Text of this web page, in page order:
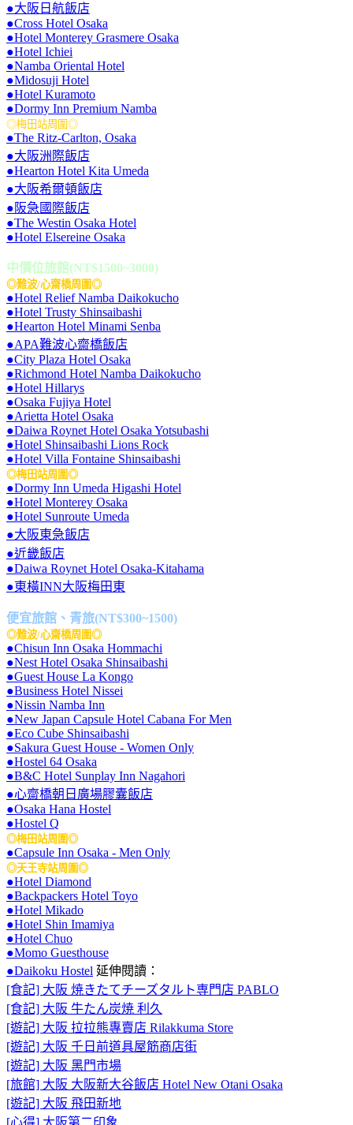
●大阪日航飯店
●Cross Hotel Osaka
●Hotel Monterey Grasmere Osaka
●Hotel Ichiei
●Namba Oriental Hotel
●Midosuji Hotel
●Hotel Kuramoto
●Dormy Inn Premium Namba
◎梅田站周圍◎
●The Ritz-Carlton, Osaka
●大阪洲際飯店
●Hearton Hotel Kita Umeda
●大阪希爾頓飯店
●阪急國際飯店
●The Westin Osaka Hotel
●Hotel Elsereine Osaka
中價位旅館(NT$1500~3000)
◎難波/心齋橋周圍◎
●Hotel Relief Namba Daikokucho
●Hotel Trusty Shinsaibashi
●Hearton Hotel Minami Senba
●APA難波心齋橋飯店
●City Plaza Hotel Osaka
●Richmond Hotel Namba Daikokucho
●Hotel Hillarys
●Osaka Fujiya Hotel
●Arietta Hotel Osaka
●Daiwa Roynet Hotel Osaka Yotsubashi
●Hotel Shinsaibashi Lions Rock
●Hotel Villa Fontaine Shinsaibashi
◎梅田站周圍◎
●Dormy Inn Umeda Higashi Hotel
●Hotel Monterey Osaka
●Hotel Sunroute Umeda
●大阪東急飯店
●近畿飯店
●Daiwa Roynet Hotel Osaka-Kitahama
●東橫INN大阪梅田東
便宜旅館、青旅(NT$300~1500)
◎難波/心齋橋周圍◎
●Chisun Inn Osaka Hommachi
●Nest Hotel Osaka Shinsaibashi
●Guest House La Kongo
●Business Hotel Nissei
●Nissin Namba Inn
●New Japan Capsule Hotel Cabana For Men
●Eco Cube Shinsaibashi
●Sakura Guest House - Women Only
●Hostel 64 Osaka
●B&C Hotel Sunplay Inn Nagahori
●心齋橋朝日廣場膠囊飯店
●Osaka Hana Hostel
●Hostel Q
◎梅田站周圍◎
●Capsule Inn Osaka - Men Only
◎天王寺站周圍◎
●Hotel Diamond
●Backpackers Hotel Toyo
●Hotel Mikado
●Hotel Shin Imamiya
●Hotel Chuo
●Momo Guesthouse
●Daikoku Hostel 延伸閱讀：
[食記] 大阪 焼きたてチーズタルト専門店 PABLO
[食記] 大阪 牛たん炭焼 利久
[遊記] 大阪 拉拉熊專賣店 Rilakkuma Store
[遊記] 大阪 千日前道具屋筋商店街
[遊記] 大阪 黑門市場
[旅館] 大阪 大阪新大谷飯店 Hotel New Otani Osaka
[遊記] 大阪 飛田新地
[心得] 大阪第二印象